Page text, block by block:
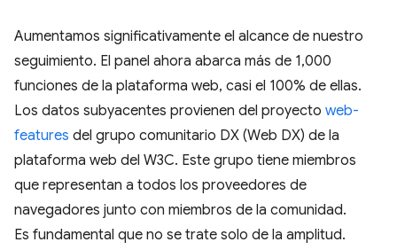
Aumentamos significativamente el alcance de nuestro
seguimiento. El panel ahora abarca más de 1,000
funciones de la plataforma web, casi el 100% de ellas.
Los datos subyacentes provienen del proyecto web-
features del grupo comunitario DX (Web DX) de la
plataforma web del W3C. Este grupo tiene miembros
que representan a todos los proveedores de
navegadores junto con miembros de la comunidad.
Es fundamental que no se trate solo de la amplitud.